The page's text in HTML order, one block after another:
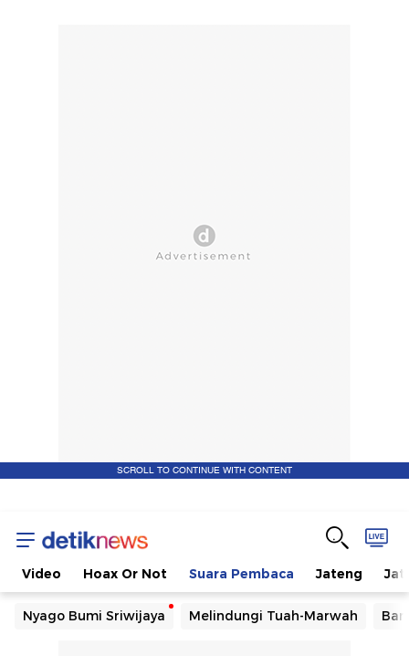
SCROLL TO CONTINUE WITH CONTENT
Video Hoax Or Not Suara Pembaca Jateng
Nyago Bumi Sriwijaya Melindungi Tuah-Marwah